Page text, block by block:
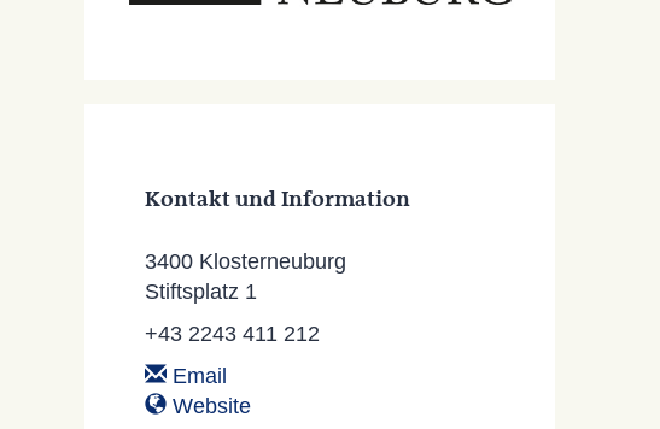
Kontakt und Information
3400 Klosterneuburg
Stiftsplatz 1
+43 2243 411 212
Email
Website